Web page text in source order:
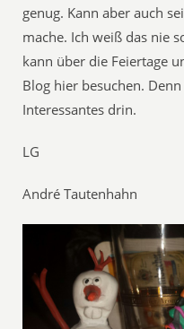
genug. Kann aber auch
mache. Ich weiß das nie
kann über die Feiertage
Blog hier besuchen.
Interessantes drin.
LG
André Tautenhahn